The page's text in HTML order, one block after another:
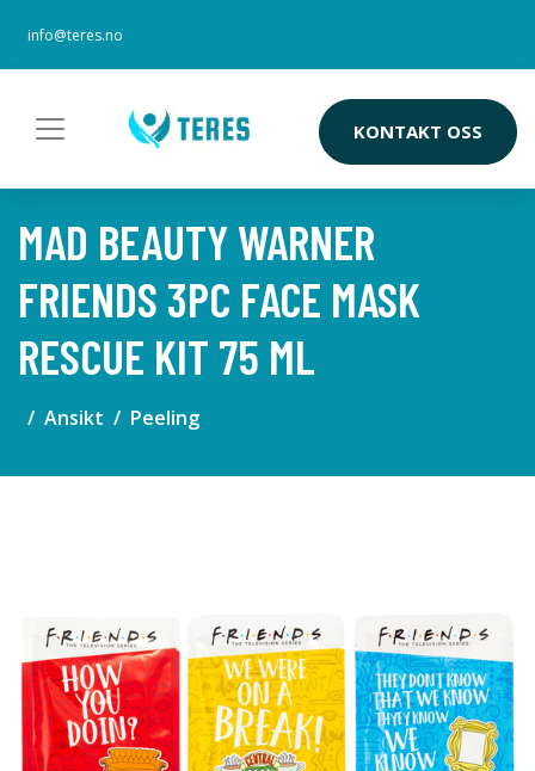
info@teres.no
KONTAKT OSS
MAD BEAUTY WARNER
FRIENDS 3PC FACE MASK
RESCUE KIT 75 ML
Ansikt Peeling